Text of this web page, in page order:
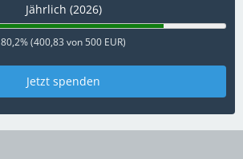
Jährlich (2026)
80,2% (400,83 von 500 EUR)
Jetzt spenden